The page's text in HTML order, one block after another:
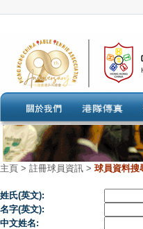
主頁 > 註冊球員資訊 > 球員資料搜
姓氏(英文):
名字(英文):
中文姓名: